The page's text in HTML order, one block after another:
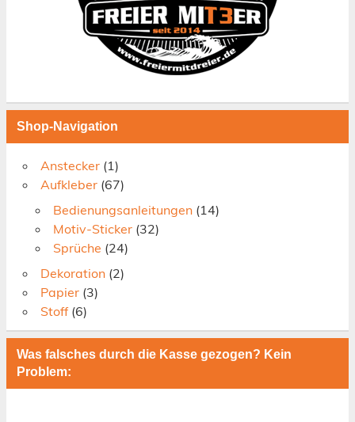
Shop-Navigation
Anstecker (1)
Aufkleber (67)
Bedienungsanleitungen (14)
Motiv-Sticker (32)
Sprüche (24)
Dekoration (2)
Papier (3)
Stoff (6)
Was falsches durch die Kasse gezogen? Kein
Problem: